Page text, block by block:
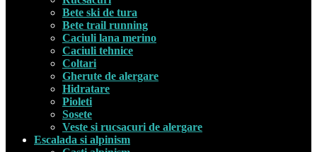
Bete ski de tura
Bete trail running
Caciuli lana merino
Caciuli tehnice
Coltari
Gherute de alergare
Hidratare
Pioleti
Sosete
Veste si rucsacuri de alergare
Escalada si alpinism